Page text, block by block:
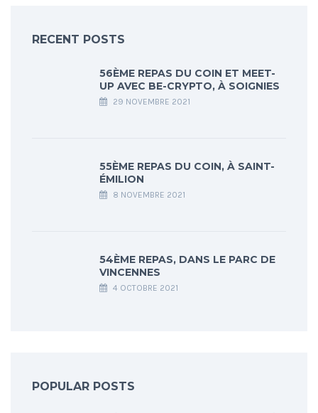
RECENT POSTS
56ÈME REPAS DU COIN ET MEET-
UP AVEC BE-CRYPTO, À SOIGNIES
29 NOVEMBRE 2021
55ÈME REPAS DU COIN, À SAINT-
ÉMILION
8 NOVEMBRE 2021
54ÈME REPAS, DANS LE PARC DE
VINCENNES
4 OCTOBRE 2021
POPULAR POSTS